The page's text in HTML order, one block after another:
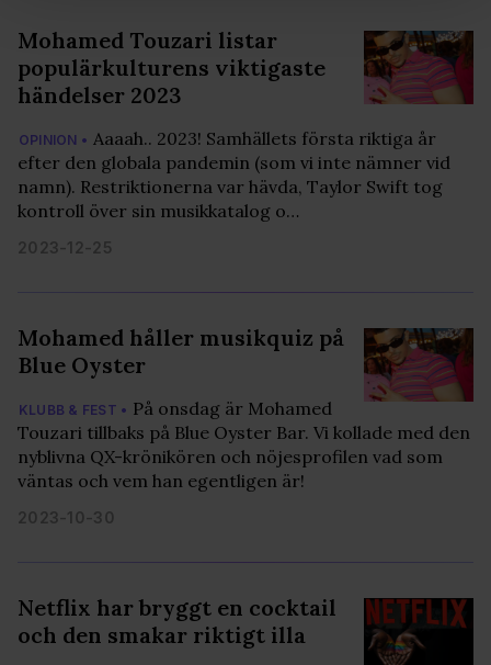
för sociala medier och analysera vår trafik. Vi
vidarebefordrar även sådana identifierare och annan
information från din enhet till de sociala medier och
Dessa kan i sin tur kombinera informationen med annan
information som du har tillhandahållit eller som de har
samlat in när du har använt deras tjänster. Du godkänner
våra cookies vid fortsatt användande av vår webbplats.
Mohamed Touzari listar
populärkulturens viktigaste
händelser 2023
OPINION • Aaaah.. 2023! Samhällets första riktiga år
efter den globala pandemin (som vi inte nämner vid
namn). Restriktionerna var hävda, Taylor Swift tog
kontroll över sin musikkatalog o…
2023-12-25
Mohamed håller musikquiz på
Blue Oyster
KLUBB & FEST • På onsdag är Mohamed
Touzari tillbaks på Blue Oyster Bar. Vi kollade med den
nyblivna QX-krönikören och nöjesprofilen vad som
väntas och vem han egentligen är!
2023-10-30
Netflix har bryggt en cocktail
och den smakar riktigt illa